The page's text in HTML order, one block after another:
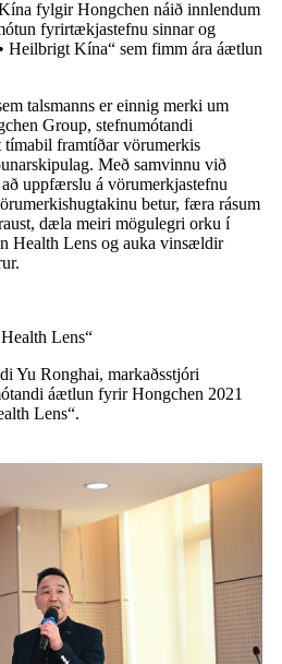
fylgir Hongchen náið innlendum
fyrirtækjastefnu sinnar og
Heilbrigt Kína“ sem fimm ára áætlun
talsmanns er einnig merki um
Group, stefnumótandi
framtíðar vörumerkis
Með samvinnu við
uppfærslu á vörumerkjastefnu
betur, færa rásum
dæla meiri mögulegri orku í
Health Lens og auka vinsældir
Lens“
Yu Ronghai, markaðsstjóri
áætlun fyrir Hongchen 2021
Lens“.